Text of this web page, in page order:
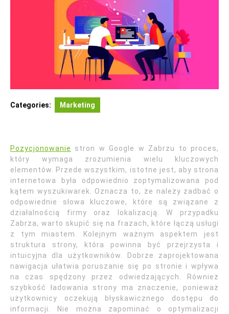
Categories: Marketing
Pozycjonowanie
stron w Google w Zabrzu to proces,
który wymaga zrozumienia wielu kluczowych
elementów. Przede wszystkim, istotne jest, aby strona
internetowa była odpowiednio zoptymalizowana pod
kątem wyszukiwarek. Oznacza to, że należy zadbać o
odpowiednie słowa kluczowe, które są związane z
działalnością firmy oraz lokalizacją. W przypadku
Zabrza, warto skupić się na frazach, które łączą usługi
z tym miastem. Kolejnym ważnym aspektem jest
struktura strony, która powinna być przejrzysta i
intuicyjna dla użytkowników. Dobrze zaprojektowana
nawigacja ułatwia poruszanie się po stronie i wpływa
na czas spędzony przez odwiedzających. Również
szybkość ładowania strony ma znaczenie, ponieważ
użytkownicy oczekują błyskawicznego dostępu do
informacji. Nie można zapominać o optymalizacji